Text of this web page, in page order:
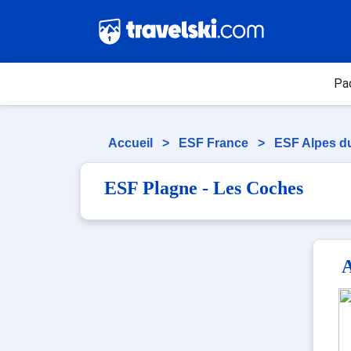
Accueil > ESF France > ESF Alpes
ESF Plagne - Les Coches